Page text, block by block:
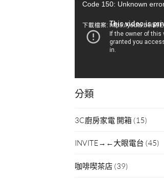
視Code 150: Unknown
下載檔案: https://youtu.be/
分類
3C廚房家電 開箱 (15)
INVITE→←大眼電台 (45)
咖啡喫茶店 (39)